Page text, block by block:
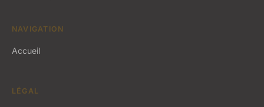
NAVIGATION
Accueil
LÉGAL